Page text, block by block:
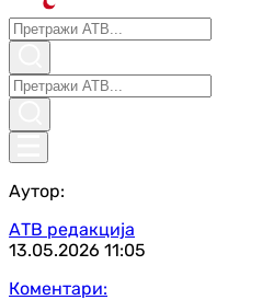
Аутор:
АТВ редакција
13.05.2026 11:05
Коментари: